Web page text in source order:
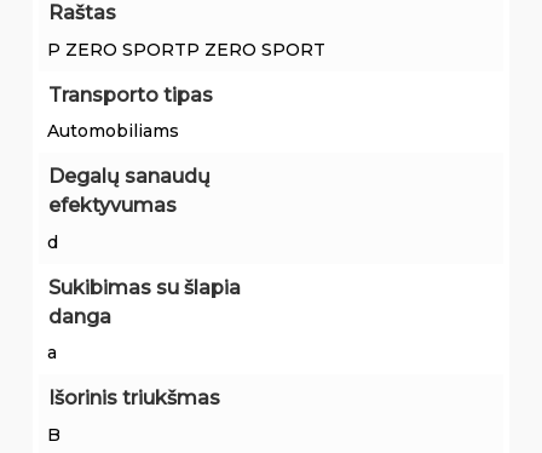
Raštas
P ZERO SPORTP ZERO SPORT
Transporto tipas
Automobiliams
Degalų sanaudų
efektyvumas
d
Sukibimas su šlapia
danga
a
Išorinis triukšmas
B